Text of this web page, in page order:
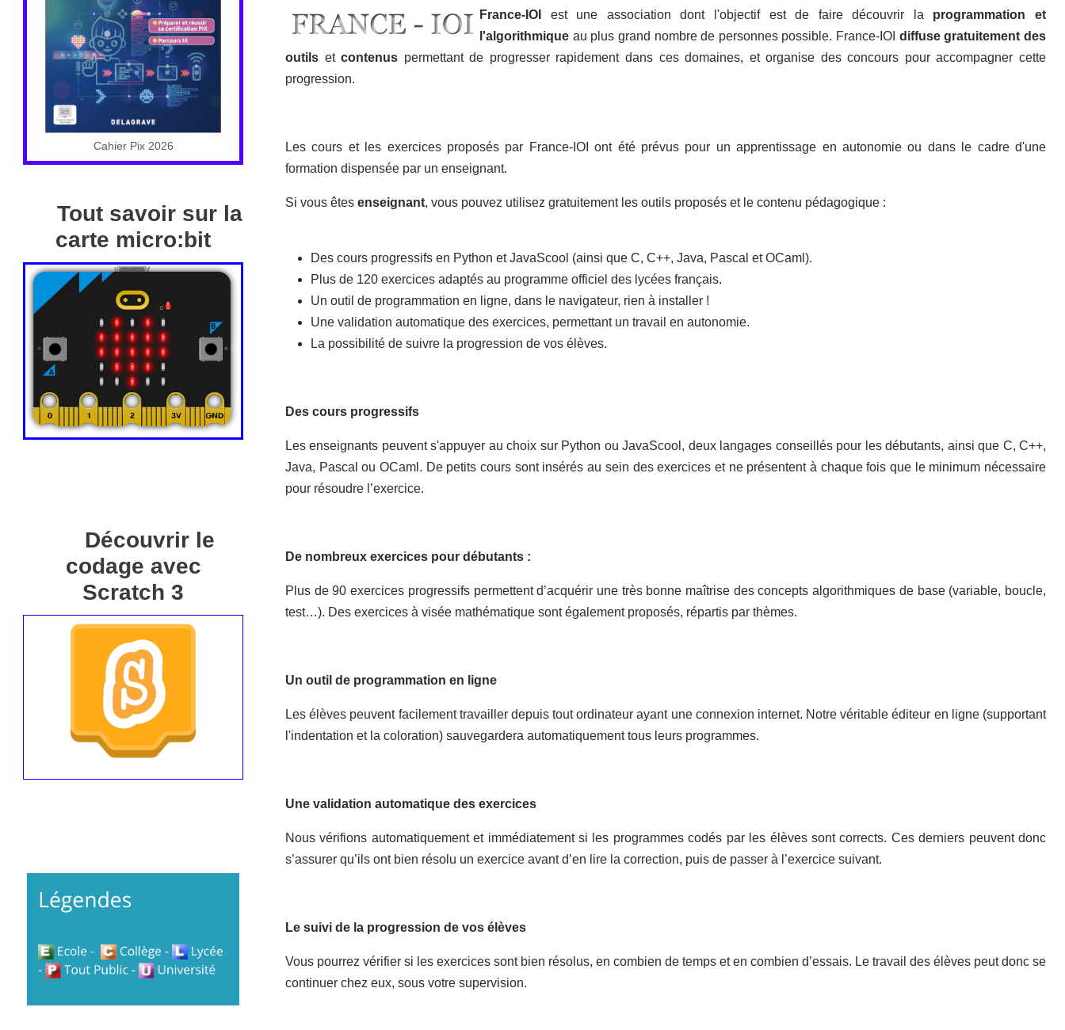
Cahier Pix 2026
Tout savoir sur la
carte micro:bit
Découvrir le
codage avec
Scratch 3
France-IOI est une association dont l'objectif est de faire découvrir la programmation et
l'algorithmique au plus grand nombre de personnes possible. France-IOI diffuse gratuitement des
outils etcontenus permettant de progresser rapidement dans ces domaines, et organise des concours pour accompagner cette
progression.
Les cours et les exercices proposés par France-IOI ont été prévus pour un apprentissage en autonomie ou dans le cadre d'une
formation dispensée par un enseignant.
Si vous êtes enseignant, vous pouvez utilisez gratuitement les outils proposés et le contenu pédagogique :
Des cours progressifs en Python et JavaScool (ainsi que C, C++, Java, Pascal et OCaml).
Plus de 120 exercices adaptés au programme officiel des lycées français.
Un outil de programmation en ligne, dans le navigateur, rien à installer !
Une validation automatique des exercices, permettant un travail en autonomie.
La possibilité de suivre la progression de vos élèves.
Des cours progressifs
Les enseignants peuvent s'appuyer au choix sur Python ou JavaScool, deux langages conseillés pour les débutants, ainsi que C, C++,
Java, Pascal ou OCaml. De petits cours sont insérés au sein des exercices et ne présentent à chaque fois que le minimum nécessaire
pour résoudre l’exercice.
De nombreux exercices pour débutants :
Plus de 90 exercices progressifs permettent d’acquérir une très bonne maîtrise des concepts algorithmiques de base (variable, boucle,
test…). Des exercices à visée mathématique sont également proposés, répartis par thèmes.
Un outil de programmation en ligne
Les élèves peuvent facilement travailler depuis tout ordinateur ayant une connexion internet. Notre véritable éditeur en ligne (supportant
l'indentation et la coloration) sauvegardera automatiquement tous leurs programmes.
Une validation automatique des exercices
Nous vérifions automatiquement et immédiatement si les programmes codés par les élèves sont corrects. Ces derniers peuvent donc
s’assurer qu’ils ont bien résolu un exercice avant d’en lire la correction, puis de passer à l’exercice suivant.
Le suivi de la progression de vos élèves
Vous pourrez vérifier si les exercices sont bien résolus, en combien de temps et en combien d’essais. Le travail des élèves peut donc se
continuer chez eux, sous votre supervision.